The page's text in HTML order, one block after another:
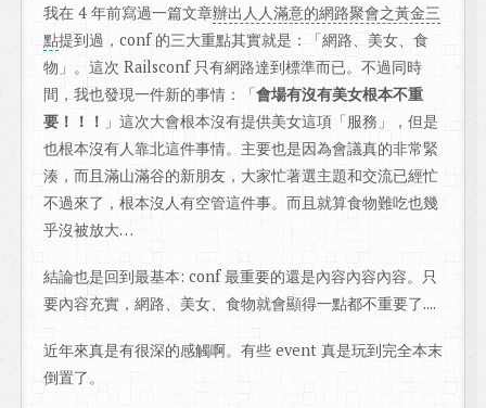
我在 4 年前寫過一篇文章辦出人人滿意的網路聚會之黃金三
點提到過，conf 的三大重點其實就是：「網路、美女、食
物」。這次 Railsconf 只有網路達到標準而已。不過同時
間，我也發現一件新的事情：「會場有沒有美女根本不重
要！！！ 」這次大會根本沒有提供美女這項「服務」，但是
也根本沒有人靠北這件事情。主要也是因為會議真的非常緊
湊，而且滿山滿谷的新朋友，大家忙著選主題和交流已經忙
不過來了，根本沒人有空管這件事。而且就算食物難吃也幾
乎沒被放大…
結論也是回到最基本: conf 最重要的還是內容內容內容。只
要內容充實，網路、美女、食物就會顯得一點都不重要了....
近年來真是有很深的感觸啊。有些 event 真是玩到完全本末
倒置了。